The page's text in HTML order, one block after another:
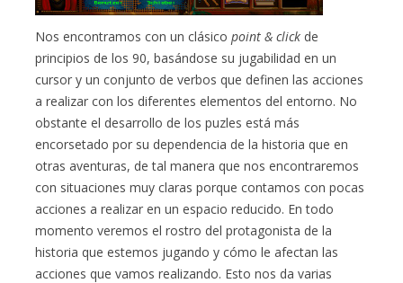
Nos encontramos con un clásicopoint & click de
principios de los 90, basándose su jugabilidad en un
cursor y un conjunto de verbos que definen las acciones
a realizar con los diferentes elementos del entorno. No
obstante el desarrollo de los puzles está más
encorsetado por su dependencia de la historia que en
otras aventuras, de tal manera que nos encontraremos
con situaciones muy claras porque contamos con pocas
acciones a realizar en un espacio reducido. En todo
momento veremos el rostro del protagonista de la
historia que estemos jugando y cómo le afectan las
acciones que vamos realizando. Esto nos da varias